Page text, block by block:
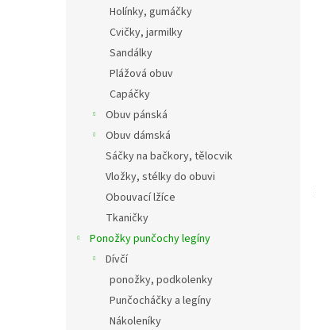
Holínky, gumáčky
Cvičky, jarmilky
Sandálky
Plážová obuv
Capáčky
Obuv pánská
Obuv dámská
Sáčky na bačkory, tělocvik
Vložky, stélky do obuvi
Obouvací lžíce
Tkaničky
Ponožky punčochy legíny
Dívčí
ponožky, podkolenky
Punčocháčky a legíny
Nákoleníky